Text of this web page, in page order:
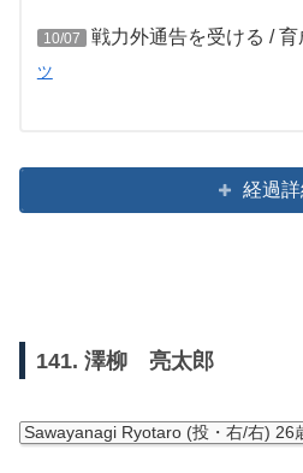
10/07 戦力外通告を受ける / 育
ツ
経過
141. 澤柳 亮太郎
Sawayanagi Ryotaro (投・右/右) 26